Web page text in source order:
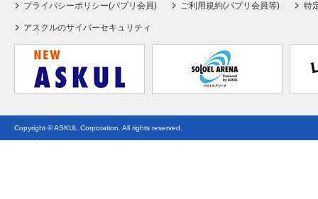
プライバシーポリシー(パプリ会員) ご利用規約(パプリ会員等) 特
アスクルのサイバーセキュリティ
Copyright © ASKUL Corporation. All rights reserved.